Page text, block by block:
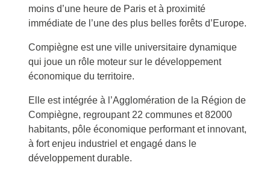
moins d’une heure de Paris et à proximité
immédiate de l’une des plus belles forêts d’Europe.
Compiègne est une ville universitaire dynamique
qui joue un rôle moteur sur le développement
économique du territoire.
Elle est intégrée à l’Agglomération de la Région de
Compiègne, regroupant 22 communes et 82000
habitants, pôle économique performant et innovant,
à fort enjeu industriel et engagé dans le
développement durable.